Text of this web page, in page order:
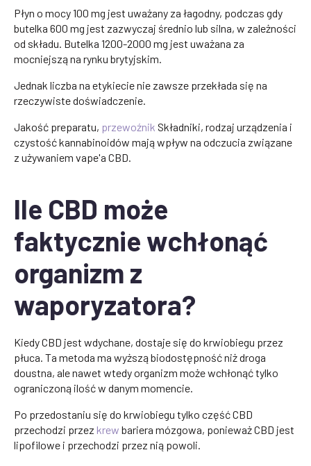
Płyn o mocy 100 mg jest uważany za łagodny, podczas gdy
butelka 600 mg jest zazwyczaj średnio lub silna, w zależności
od składu. Butelka 1200-2000 mg jest uważana za
mocniejszą na rynku brytyjskim.
Jednak liczba na etykiecie nie zawsze przekłada się na
rzeczywiste doświadczenie.
Jakość preparatu, przewoźnik Składniki, rodzaj urządzenia i
czystość kannabinoidów mają wpływ na odczucia związane
z używaniem vape'a CBD.
Ile CBD może
faktycznie wchłonąć
organizm z
waporyzatora?
Kiedy CBD jest wdychane, dostaje się do krwiobiegu przez
płuca. Ta metoda ma wyższą biodostępność niż droga
doustna, ale nawet wtedy organizm może wchłonąć tylko
ograniczoną ilość w danym momencie.
Po przedostaniu się do krwiobiegu tylko część CBD
przechodzi przez krew bariera mózgowa, ponieważ CBD jest
lipofilowe i przechodzi przez nią powoli.